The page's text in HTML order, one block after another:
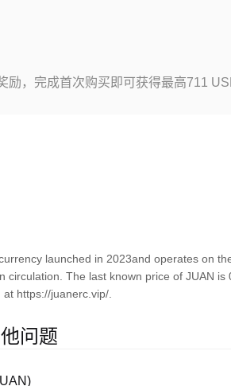
励，完成首次购买即可获得最高711
launched in 2023and operates on
circulation. The last known price of JUAN
https://juanerc.vip/.
问题